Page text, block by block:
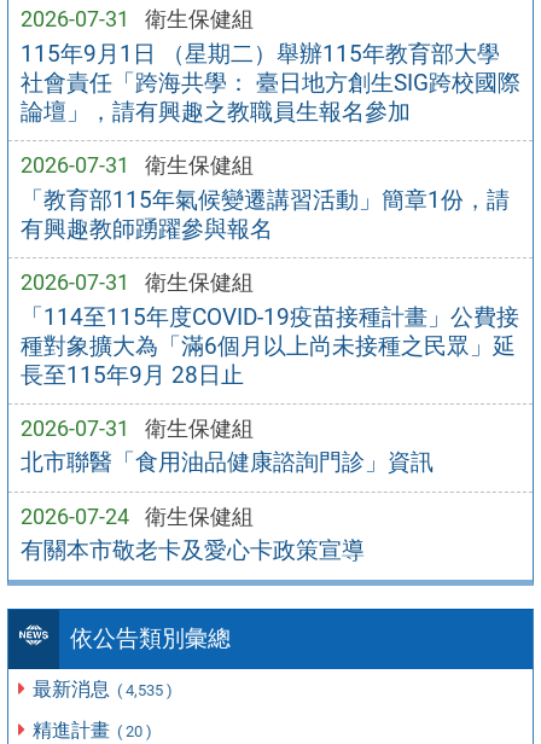
2026-07-31 衛生保健組
115年9月1日 （星期二）舉辦115年教育部大學
社會責任「跨海共學： 臺日地方創生SIG跨校國際
論壇」，請有興趣之教職員生報名參加
2026-07-31 衛生保健組
「教育部115年氣候變遷講習活動」簡章1份，請
有興趣教師踴躍參與報名
2026-07-31 衛生保健組
「114至115年度COVID-19疫苗接種計畫」公費接
種對象擴大為「滿6個月以上尚未接種之民眾」延
長至115年9月 28日止
2026-07-31 衛生保健組
北市聯醫「食用油品健康諮詢門診」資訊
2026-07-24 衛生保健組
有關本市敬老卡及愛心卡政策宣導
依公告類別彙總
最新消息 ( 4,535 )
精進計畫 ( 20 )